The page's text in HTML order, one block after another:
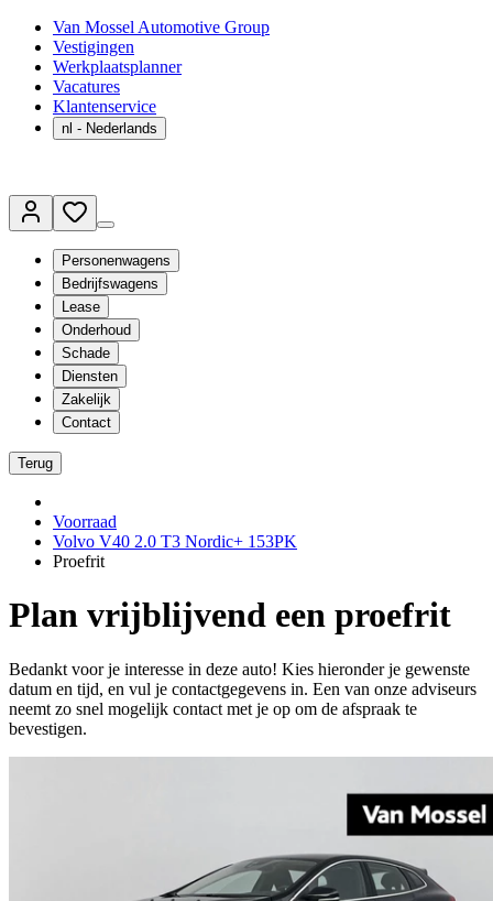
Van Mossel Automotive Group
Vestigingen
Werkplaatsplanner
Vacatures
Klantenservice
nl - Nederlands
Personenwagens
Bedrijfswagens
Lease
Onderhoud
Schade
Diensten
Zakelijk
Contact
Terug
Voorraad
Volvo V40 2.0 T3 Nordic+ 153PK
Proefrit
Plan vrijblijvend een proefrit
Bedankt voor je interesse in deze auto! Kies hieronder je gewenste
datum en tijd, en vul je contactgegevens in. Een van onze adviseurs
neemt zo snel mogelijk contact met je op om de afspraak te
bevestigen.